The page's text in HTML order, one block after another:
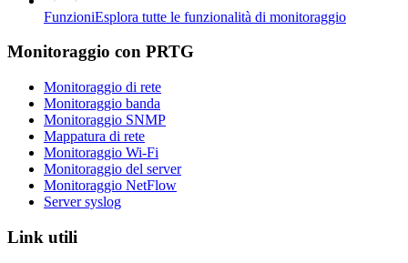
FunzioniEsplora tutte le funzionalità di monitoraggio
Monitoraggio con PRTG
Monitoraggio di rete
Monitoraggio banda
Monitoraggio SNMP
Mappatura di rete
Monitoraggio Wi-Fi
Monitoraggio del server
Monitoraggio NetFlow
Server syslog
Link utili